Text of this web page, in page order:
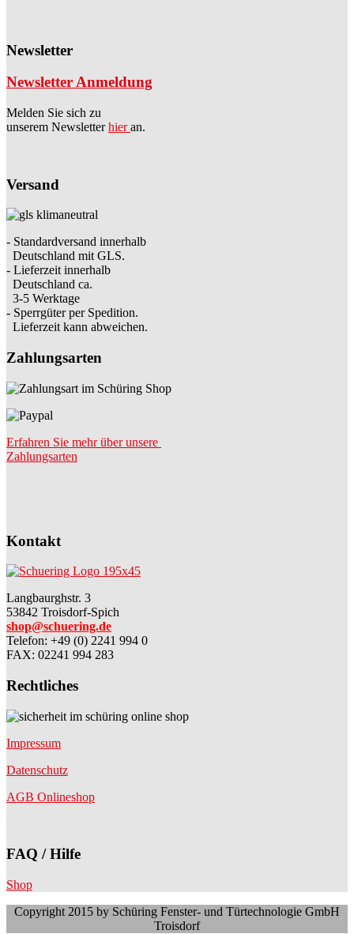
Newsletter
Newsletter Anmeldung
Melden Sie sich zu
unserem Newsletterhieran.
Versand
- Standardversand innerhalb
Deutschland mit GLS.
- Lieferzeit innerhalb
Deutschland ca.
3-5 Werktage
- Sperrgüter per Spedition.
Lieferzeit kann abweichen.
Zahlungsarten
Erfahren Sie mehr über unsere
Zahlungsarten
Kontakt
Langbaurghstr. 3
53842 Troisdorf-Spich
shop@schuering.de
Telefon: +49 (0) 2241 994 0
FAX: 02241 994 283
Rechtliches
Impressum
Datenschutz
AGB Onlineshop
FAQ / Hilfe
Shop
Copyright 2015 by Schüring Fenster- und Türtechnologie GmbH
Troisdorf